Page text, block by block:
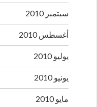
سبتمبر 2010
أغسطس 2010
يوليو 2010
يونيو 2010
مايو 2010